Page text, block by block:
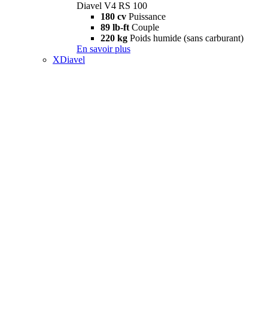
Diavel V4 RS 100
180 cv Puissance
89 lb-ft Couple
220 kg Poids humide (sans carburant)
En savoir plus
XDiavel